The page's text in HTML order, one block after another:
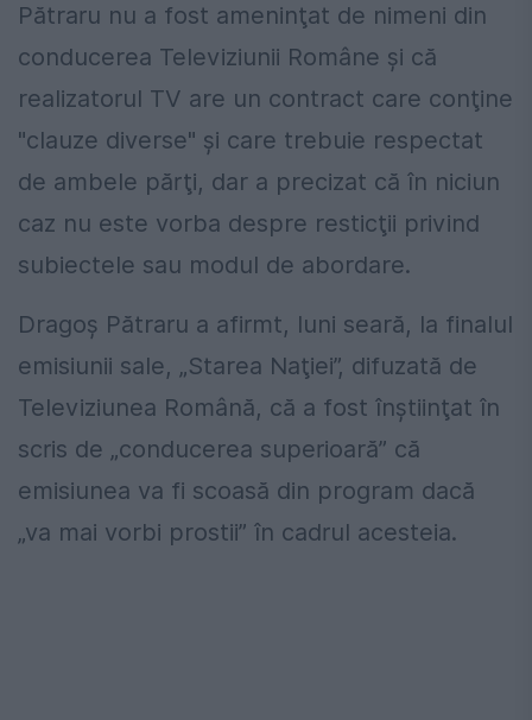
Pătraru nu a fost ameninţat de nimeni din
conducerea Televiziunii Române şi că
realizatorul TV are un contract care conţine
"clauze diverse" şi care trebuie respectat
de ambele părţi, dar a precizat că în niciun
caz nu este vorba despre resticţii privind
subiectele sau modul de abordare.
Dragoş Pătraru a afirmt, luni seară, la finalul
emisiunii sale, „Starea Naţiei”, difuzată de
Televiziunea Română, că a fost înştiinţat în
scris de „conducerea superioară” că
emisiunea va fi scoasă din program dacă
„va mai vorbi prostii” în cadrul acesteia.